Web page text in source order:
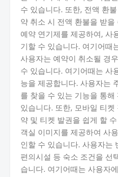
수 있습니다. 또한, 전액 환
약 취소 시 전액 환불을 받
예약 연기제를 제공하여, 사
기할 수 있습니다. 여기어때
사용자는 예약이 취소될 경
수 있습니다. 여기어때는 사
능을 제공합니다. 사용자는
를 찾을 수 있는 기능을 통
있습니다. 또한, 모바일 티
약 및 티켓 발권을 쉽게 할
객실 이미지를 제공하여 사
인할 수 있습니다. 사용자는
편의시설 등 숙소 조건을 선
습니다. 여기어때는 사용자